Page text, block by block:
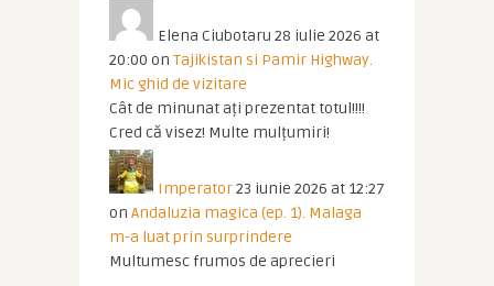
Elena Ciubotaru 28 iulie 2026 at
20:00 on Tajikistan si Pamir Highway.
Mic ghid de vizitare
Cât de minunat ați prezentat totul!!!!
Cred că visez! Multe mulțumiri!
Imperator23 iunie 2026 at 12:27
on Andaluzia magica (ep. 1). Malaga
m-a luat prin surprindere
Multumesc frumos de aprecieri